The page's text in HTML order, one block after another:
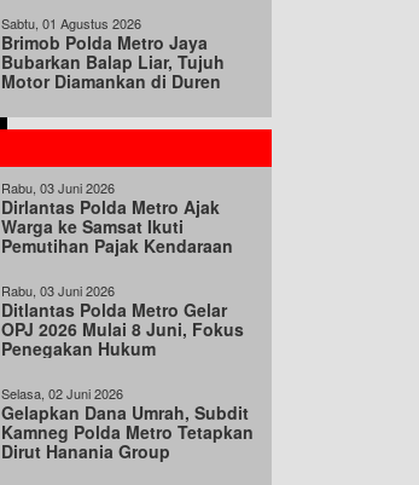
Sabtu, 01 Agustus 2026
Brimob Polda Metro Jaya
Bubarkan Balap Liar, Tujuh
Motor Diamankan di Duren
Rabu, 03 Juni 2026
Dirlantas Polda Metro Ajak
Warga ke Samsat Ikuti
Pemutihan Pajak Kendaraan
Rabu, 03 Juni 2026
Ditlantas Polda Metro Gelar
OPJ 2026 Mulai 8 Juni, Fokus
Penegakan Hukum
Selasa, 02 Juni 2026
Gelapkan Dana Umrah, Subdit
Kamneg Polda Metro Tetapkan
Dirut Hanania Group